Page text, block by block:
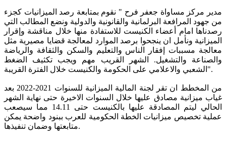
مدير مركز مساواة جعفر فرح " نقوم بمتابعة رصد الميزانيات كجزء
من جهود المرافعة البرلمانية والقانونية والدولية ونضع المطالب التي
رصدناها امام أعضاء الكنيست للاستفادة منها خلال مناقشة وإقرار
الميزانية ونأمل ان ينجحوا برصد الموارد لمعالجة قضايا مصيرية مثل
معالجة مسببات إفقار الناس والتعليم والسكن والثقافة والرياضة
والصناعة والتشغيل. الشهر القريب مهم ويجب تكثيف الضغط
الشعبي والاعلامي على الحكومة والكنيست خلال الفترة القريبة".
من المخطط ان تقر لجنة المالية الميزانية للسنوات 2021-2022 بعد
غياب ميزانية مصادق عليها خلال السنوات الاخيرة حتى نهاية الشهر
الحالي ليتم المصادقة عليها بالكنيست حتى 14.11 مما سيصعب
عملية تخصيص ميزانيات الخطة الحكومية للعرب ببنود واضحة يمكن
متابعتها وضمان تنفيذها.